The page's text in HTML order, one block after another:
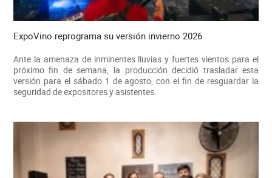
ExpoVino reprograma su versión invierno 2026
Ante la amenaza de inminentes lluvias y fuertes vientos para el
próximo fin de semana, la producción decidió trasladar esta
versión para el sábado 1 de agosto, con el fin de resguardar la
seguridad de expositores y asistentes.